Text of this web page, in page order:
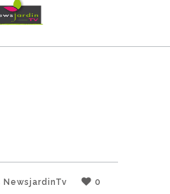
NewsjardinTv
0